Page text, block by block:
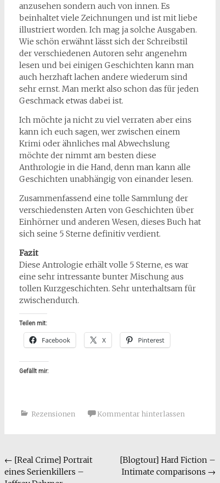
anzusehen sondern auch von innen. Es
beinhaltet viele Zeichnungen und ist mit liebe
illustriert worden. Ich mag ja solche Ausgaben.
Wie schön erwähnt lässt sich der Schreibstil
der verschiedenen Autoren sehr angenehm
lesen und bei einigen Geschichten kann man
auch herzhaft lachen andere wiederum sind
sehr ernst. Man merkt also schon das für jeden
Geschmack etwas dabei ist.
Ich möchte ja nicht zu viel verraten aber eins
kann ich euch sagen, wer zwischen einem
Krimi oder ähnliches mal Abwechslung
möchte der nimmt am besten diese
Anthrologie in die Hand, denn man kann alle
Geschichten unabhängig von einander lesen.
Zusammenfassend eine tolle Sammlung der
verschiedensten Arten von Geschichten über
Einhörner und anderen Wesen, dieses Buch hat
sich seine 5 Sterne definitiv verdient.
Fazit
Diese Antrologie erhält volle 5 Sterne, es war
eine sehr intressante bunter Mischung aus
tollen Kurzgeschichten. Sehr unterhaltsam für
zwischendurch.
Teilen mit:
Facebook X Pinterest
Gefällt mir:
Rezensionen Kommentar hinterlassen
Beitragsnavigation
← [Real Crime] Portrait
eines Serienkillers –
[Blogtour] Hard Fiction –
Intimate comparisons →